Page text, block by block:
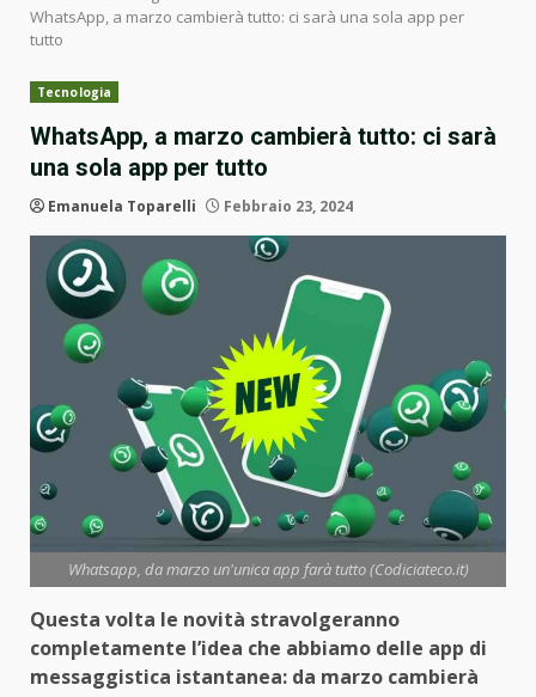
WhatsApp, a marzo cambierà tutto: ci sarà una sola app per
tutto
Tecnologia
WhatsApp, a marzo cambierà tutto: ci sarà
una sola app per tutto
Emanuela Toparelli Febbraio 23, 2024
Whatsapp, da marzo un'unica app farà tutto (Codiciateco.it)
Questa volta le novità stravolgeranno
completamente l’idea che abbiamo delle app di
messaggistica istantanea: da marzo cambierà